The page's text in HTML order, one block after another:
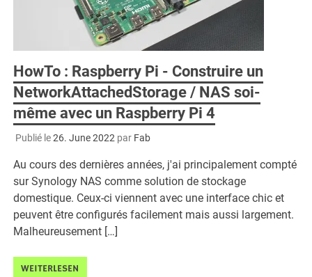
HowTo : Raspberry Pi - Construire un
NetworkAttachedStorage / NAS soi-
même avec un Raspberry Pi 4
Publié le26. June 2022 par Fab
Au cours des dernières années, j'ai principalement compté
sur Synology NAS comme solution de stockage
domestique. Ceux-ci viennent avec une interface chic et
peuvent être configurés facilement mais aussi largement.
Malheureusement […]
WEITERLESEN